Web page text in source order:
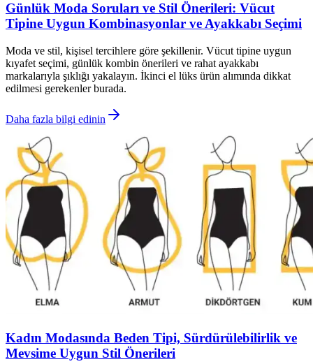
Günlük Moda Soruları ve Stil Önerileri: Vücut
Tipine Uygun Kombinasyonlar ve Ayakkabı Seçimi
Moda ve stil, kişisel tercihlere göre şekillenir. Vücut tipine uygun
kıyafet seçimi, günlük kombin önerileri ve rahat ayakkabı
markalarıyla şıklığı yakalayın. İkinci el lüks ürün alımında dikkat
edilmesi gerekenler burada.
Daha fazla bilgi edinin
Kadın Modasında Beden Tipi, Sürdürülebilirlik ve
Mevsime Uygun Stil Önerileri